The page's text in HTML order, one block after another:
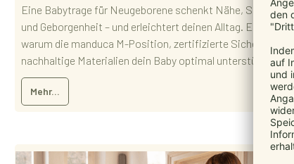
Eine Babytrage für Neugeborene schenkt Nähe, Sicherheit
und Geborgenheit – und erleichtert deinen Alltag. Erfahre,
warum die manduca M-Position, zertifizierte Sicherheit und
nachhaltige Materialien dein Baby optimal unterstützen.
Mehr...